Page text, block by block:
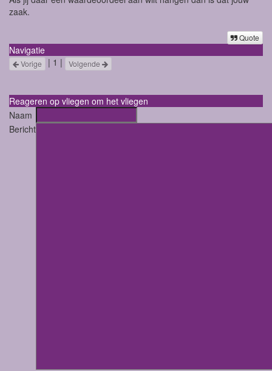
zaak.
Quote
Navigatie
Vorige | 1 | Volgende
Reageren op vliegen om het vliegen
Naam
Bericht